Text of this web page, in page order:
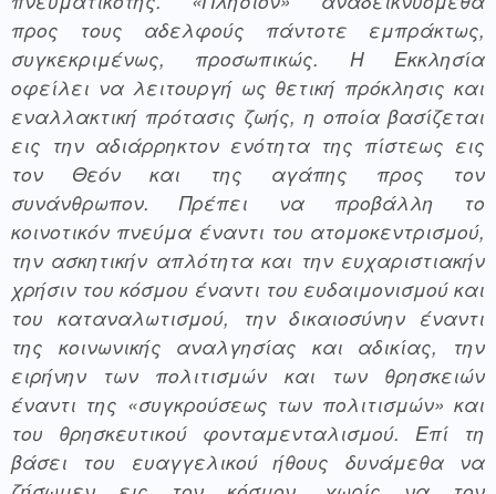
προς τους αδελφούς πάντοτε εμπράκτως,
συγκεκριμένως, προσωπικώς. Η Εκκλησία
οφείλει να λειτουργή ως θετική πρόκλησις και
εναλλακτική πρότασις ζωής, η οποία βασίζεται
εις την αδιάρρηκτον ενότητα της πίστεως εις
τον Θεόν και της αγάπης προς τον
συνάνθρωπον. Πρέπει να προβάλλη το
κοινοτικόν πνεύμα έναντι του ατομοκεντρισμού,
την ασκητικήν απλότητα και την ευχαριστιακήν
χρήσιν του κόσμου έναντι του ευδαιμονισμού και
του καταναλωτισμού, την δικαιοσύνην έναντι
της κοινωνικής αναλγησίας και αδικίας, την
ειρήνην των πολιτισμών και των θρησκειών
έναντι της «συγκρούσεως των πολιτισμών» και
του θρησκευτικού φονταμενταλισμού. Επί τη
βάσει του ευαγγελικού ήθους δυνάμεθα να